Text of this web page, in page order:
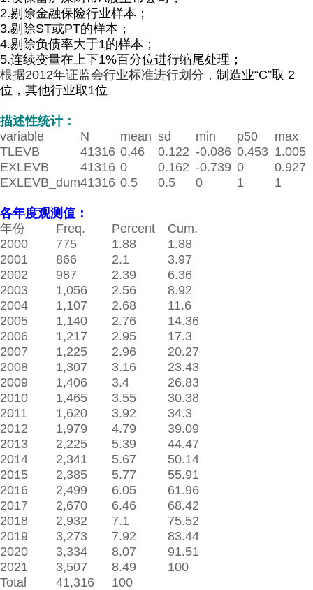
2.剔除金融保险行业样本；
3.剔除ST或PT的样本；
4.剔除负债率大于1的样本；
5.连续变量在上下1%百分位进行缩尾处理；
根据2012年证监会行业标准进行划分， 制造业“C”取 2
位，其他行业取1位
描述性统计：
variable
N mean sd min p50
max
TLEVB
41316 0.46 0.122 -0.086 0.453 1.005
EXLEVB
41316 0 0.162 -0.739 0
0.927
EXLEVB_dum41316 0.5 0.5 0 1 1
各年度观测值：
年份
Freq. Percent
Cum.
2000
775 1.88
1.88
2001
866 2.1
3.97
2002
987 2.39
6.36
2003
1,056 2.56
8.92
2004
1,107 2.68
11.6
2005
1,140 2.76
14.36
2006
1,217 2.95
17.3
2007
1,225 2.96
20.27
2008
1,307 3.16
23.43
2009
1,406 3.4
26.83
2010
1,465 3.55
30.38
2011
1,620 3.92
34.3
2012
1,979 4.79
39.09
2013
2,225 5.39
44.47
2014
2,341 5.67
50.14
2015
2,385 5.77
55.91
2016
2,499 6.05
61.96
2017
2,670 6.46
68.42
2018
2,932 7.1
75.52
2019
3,273 7.92
83.44
2020
3,334 8.07
91.51
2021
3,507 8.49
100
Total
41,316 100